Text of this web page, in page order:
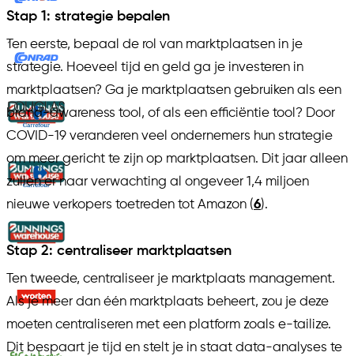
Stap 1: strategie bepalen
Ten eerste, bepaal de rol van marktplaatsen in je
strategie. Hoeveel tijd en geld ga je investeren in
marktplaatsen? Ga je marktplaatsen gebruiken als een
brand-awareness tool, of als een efficiëntie tool? Door
COVID-19 veranderen veel ondernemers hun strategie
om meer gericht te zijn op marktplaatsen. Dit jaar alleen
zullen er naar verwachting al ongeveer 1,4 miljoen
nieuwe verkopers toetreden tot Amazon (6).
Stap 2: centraliseer marktplaatsen
Ten tweede, centraliseer je marktplaats management.
Als je meer dan één marktplaats beheert, zou je deze
moeten centraliseren met een platform zoals e-tailize.
Dit bespaart je tijd en stelt je in staat data-analyses te